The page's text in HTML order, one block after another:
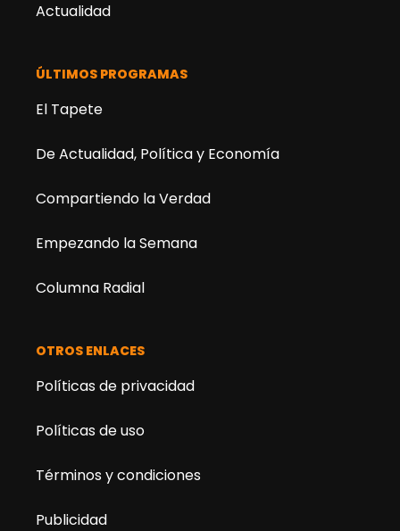
Actualidad
ÚLTIMOS PROGRAMAS
El Tapete
De Actualidad, Política y Economía
Compartiendo la Verdad
Empezando la Semana
Columna Radial
OTROS ENLACES
Políticas de privacidad
Políticas de uso
Términos y condiciones
Publicidad